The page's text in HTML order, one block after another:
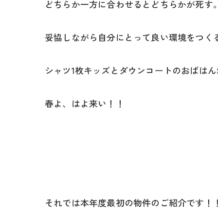
どちらか一方に合わせるとどちらかが死す。
妥協しながら自分にとって良い環境をつく
シャツ1枚キッズとダウンコートのおばはん
春よ、はよ来い！！
それでは本年度最初の物件のご紹介です！！